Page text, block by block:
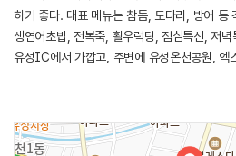
하기 좋다. 대표 메뉴는 참돔, 도다리, 방어 등
생연어초밥, 전복죽, 활우럭탕, 점심특선, 저
유성IC에서 가깝고, 주변에 유성온천공원, 엑